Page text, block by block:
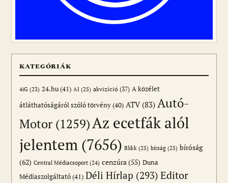
KATEGÓRIÁK
4iG (23) 24.hu(41) AI (25) akvizíció (37) A közélet
átláthatóságáról szóló törvény(40) ATV(83) Autó-
Motor (1259)Az ecetfák alól
jelentem (7656) Blikk (25) bírság (25) bíróság
(62) Central Médiacsoport (24) cenzúra(55) Duna
Médiaszolgáltató(41) Déli Hírlap (293) Editor